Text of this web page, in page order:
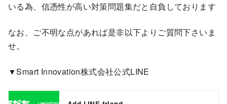
いる為、信憑性が高い対策問題集だと自負しております
なお、ご不明な点があれば是非以下よりご質問下さいま
せ。
▼Smart Innovation株式会社公式LINE